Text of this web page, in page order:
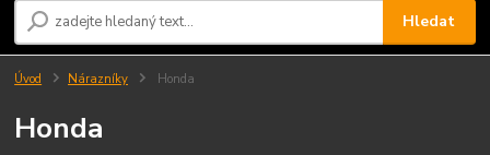
Hledat
Úvod Nárazníky Honda
Honda